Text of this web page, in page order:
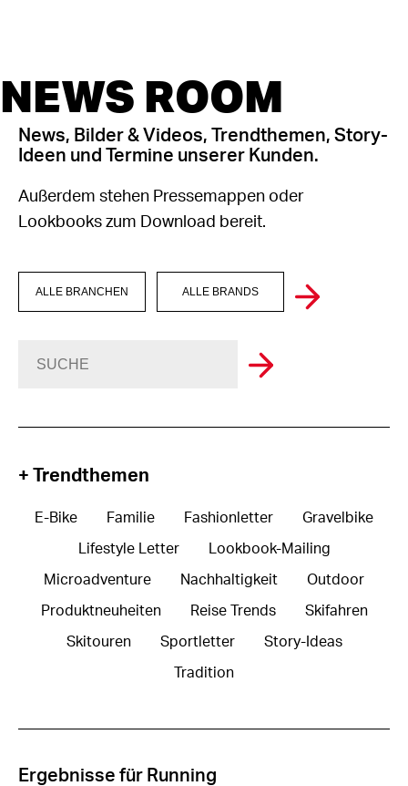
NEWS ROOM
News, Bilder & Videos, Trendthemen, Story-
Ideen und Termine unserer Kunden.
Außerdem stehen Pressemappen oder
Lookbooks zum Download bereit.
ALLE BRANCHEN ALLE BRANDS
+ Trendthemen
E-Bike Familie Fashionletter Gravelbike
Lifestyle Letter Lookbook-Mailing
Microadventure Nachhaltigkeit Outdoor
Produktneuheiten Reise Trends Skifahren
Skitouren Sportletter Story-Ideas
Tradition
Ergebnisse für Running